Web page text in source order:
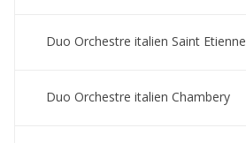
Duo Orchestre italien Saint Etienne
Duo Orchestre italien Chambery